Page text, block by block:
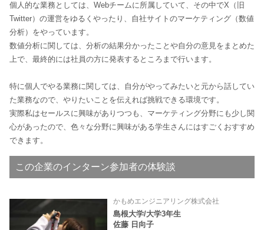
個人的な業務としては、Webチームに所属していて、その中でX（旧
Twitter）の運営をゆるくやったり、自社サイトのマーケティング（数値
分析）をやっています。
数値分析に関しては、分析の結果分かったことや自分の意見をまとめた
上で、最終的には社員の方に発表するところまで行います。
特に個人でやる業務に関しては、自分がやってみたいと元から話してい
た業務なので、やりたいことを伝えれば挑戦できる環境です。
実際私はセールスに興味がありつつも、マーケティング分野にも少し関
心があったので、色々な分野に興味がある学生さんにはすごくおすすめ
できます。
この企業のインターン参加者の体験談
かもめエンジニアリング株式会社
島根大学/大学3年生
佐藤 日向子